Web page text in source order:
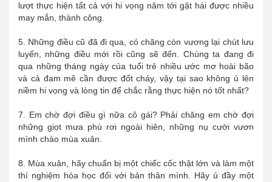
lượt thực hiện tất cả với hi vọng năm tới gặt hái được nhiều
may mắn, thành công.
5. Những điều cũ đã đi qua, có chăng còn vương lại chút lưu
luyến, những điều mới rồi cũng sẽ đến. Chúng ta đang đi
qua những tháng ngày của tuổi trẻ nhiều ước mơ hoài bão
và cả đam mê cần được đốt cháy, vậy tại sao không ủ lên
niềm hi vọng và lòng tin để chắc rằng thực hiện nó tốt nhất?
7. Em chờ đợi điều gì nữa cô gái? Phải chăng em chờ đợi
những giọt mưa phù rơi ngoài hiên, những nụ cười vươn
mình chào mùa xuân.
8. Mùa xuân, hãy chuẩn bị một chiếc cốc thật lớn và làm một
thí nghiệm hóa học đối với bản thân mình. Hãy ủ đầy một